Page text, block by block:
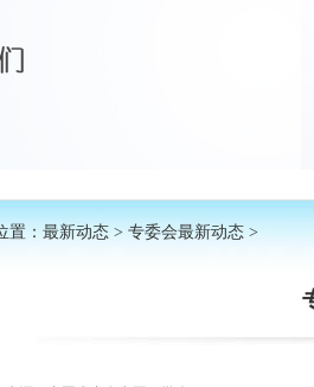
置： 最新动态 > 专委会最新动态 >